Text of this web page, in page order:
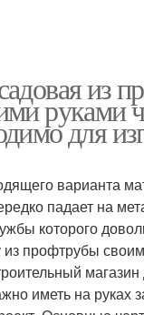
из
руками
для
варианта
падает на
которого
из профтрубы
магазин
иметь на руках